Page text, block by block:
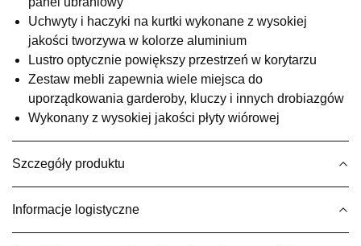
Wybierz
SALON MEBLOWY M JAK MEBLE
Salon meblowy
UL.BASZTOWA 3
76-100 SŁAWNO
Nr tel.502668736
Pn-Pt: 09:00-17:00, Sb: 09:00-13:00
799,00 zł
Uchwyty i haczyki na kurtki wykonane z wysokiej
jakości tworzywa w kolorze aluminium
Lustro optycznie powiększy przestrzeń w korytarzu
Zestaw mebli zapewnia wiele miejsca do
uporządkowania garderoby, kluczy i innych drobiazgów
Wykonany z wysokiej jakości płyty wiórowej
Szczegóły produktu
Informacje logistyczne